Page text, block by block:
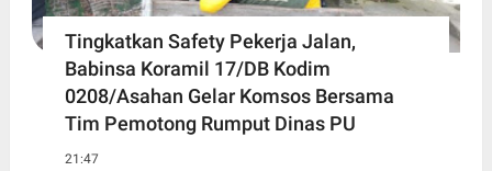
Tingkatkan Safety Pekerja Jalan,
Babinsa Koramil 17/DB Kodim
0208/Asahan Gelar Komsos Bersama
Tim Pemotong Rumput Dinas PU
21:47